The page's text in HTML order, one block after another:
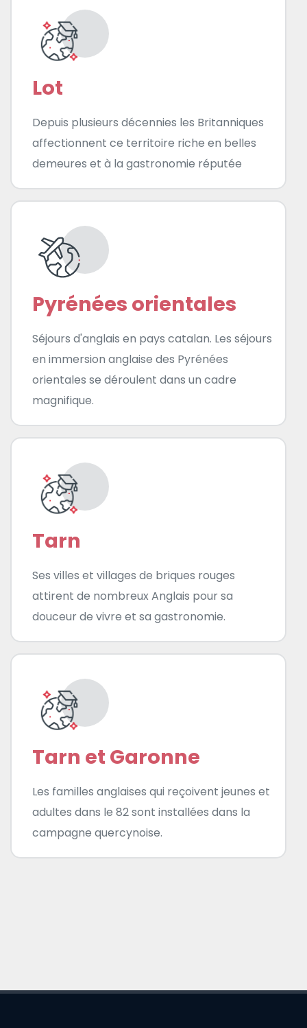
Lot
Depuis plusieurs décennies les Britanniques
affectionnent ce territoire riche en belles
demeures et à la gastronomie réputée
Pyrénées orientales
Séjours d'anglais en pays catalan. Les séjours
en immersion anglaise des Pyrénées
orientales se déroulent dans un cadre
magnifique.
Tarn
Ses villes et villages de briques rouges
attirent de nombreux Anglais pour sa
douceur de vivre et sa gastronomie.
Tarn et Garonne
Les familles anglaises qui reçoivent jeunes et
adultes dans le 82 sont installées dans la
campagne quercynoise.